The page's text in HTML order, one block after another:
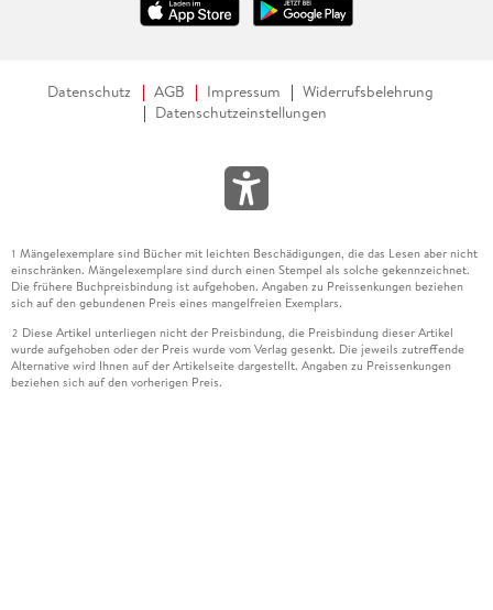
Datenschutz AGB Impressum
Widerrufsbelehrung
Datenschutzeinstellungen
1 Mängelexemplare sind Bücher mit leichten Beschädigungen, die das Lesen aber nicht
einschränken. Mängelexemplare sind durch einen Stempel als solche gekennzeichnet.
Die frühere Buchpreisbindung ist aufgehoben. Angaben zu Preissenkungen beziehen
sich auf den gebundenen Preis eines mangelfreien Exemplars.
2 Diese Artikel unterliegen nicht der Preisbindung, die Preisbindung dieser Artikel
wurde aufgehoben oder der Preis wurde vom Verlag gesenkt. Die jeweils zutreffende
Alternative wird Ihnen auf der Artikelseite dargestellt. Angaben zu Preissenkungen
beziehen sich auf den vorherigen Preis.